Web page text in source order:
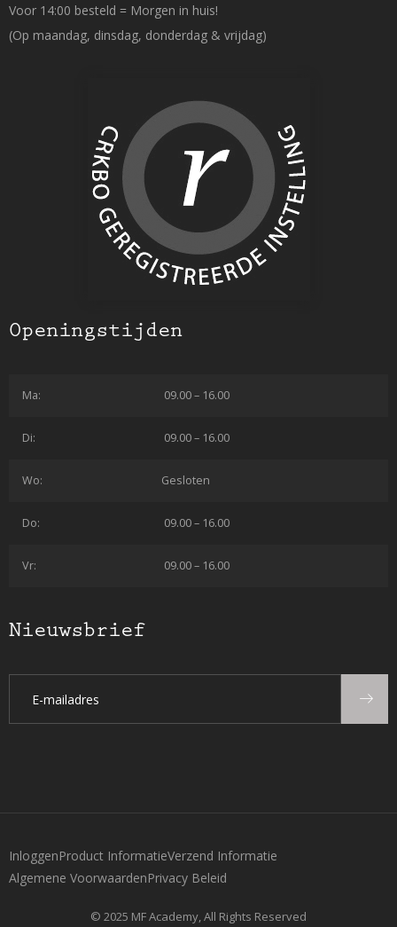
Voor 14:00 besteld = Morgen in huis!
(Op maandag, dinsdag, donderdag & vrijdag)
Openingstijden
Ma: 09.00 – 16.00
Di: 09.00 – 16.00
Wo: Gesloten
Do: 09.00 – 16.00
Vr: 09.00 – 16.00
Nieuwsbrief
InloggenProduct InformatieVerzend Informatie
Algemene VoorwaardenPrivacy Beleid
© 2025 MF Academy, All Rights Reserved